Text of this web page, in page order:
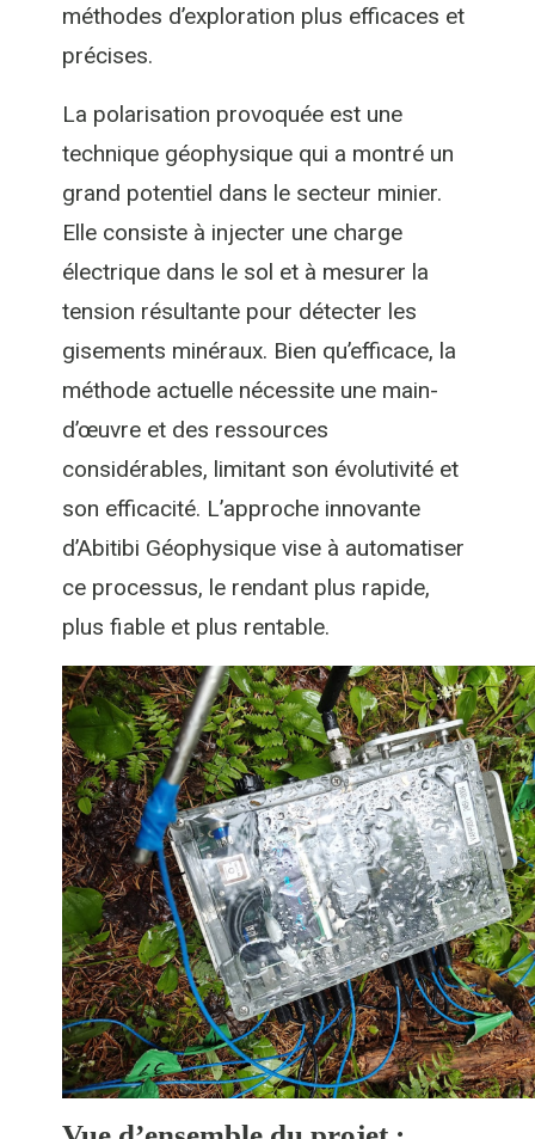
méthodes d’exploration plus efficaces et
précises.
La polarisation provoquée est une
technique géophysique qui a montré un
grand potentiel dans le secteur minier.
Elle consiste à injecter une charge
électrique dans le sol et à mesurer la
tension résultante pour détecter les
gisements minéraux. Bien qu’efficace, la
méthode actuelle nécessite une main-
d’œuvre et des ressources
considérables, limitant son évolutivité et
son efficacité. L’approche innovante
d’Abitibi Géophysique vise à automatiser
ce processus, le rendant plus rapide,
plus fiable et plus rentable.